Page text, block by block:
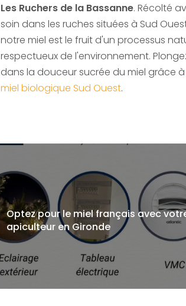
Les Ruchers de la Bassanne. Récolté
soin dans les ruches situées à Sud
notre miel est le fruit d'un processus
respectueux de l'environnement.
dans la douceur sucrée du miel grâce à
miel biologique Sud Ouest.
Optez pour le miel français avec
apiculteur en Gironde